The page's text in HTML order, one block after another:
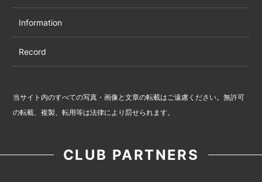
Information
Record
当サイト内のすべての写真・画像と文章の転載はご遠慮ください。無許可
の転載、複製、転用等は法律により罰せられます。
CLUB PARTNERS